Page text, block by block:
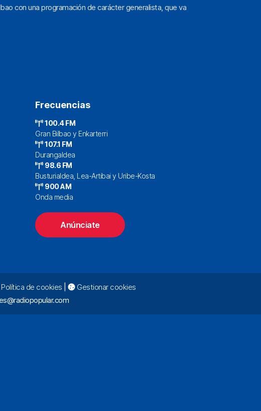
con una programación de carácter generalista, que va
Frecuencias
100.4 FM
Gran Bilbao y Enkarterri
107.1 FM
Durangaldea
98.6 FM
Busturialdea, Lea-Artibai y Uribe-Kosta
900 AM
Onda media
Anúnciate
Política de cookies
Gestionar cookies